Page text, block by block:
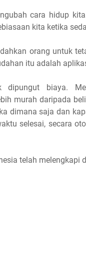
cara hidup
kita ketika
orang untuk
itu adalah
dipungut biaya.
murah daripada
dimana saja dan
selesai, secara
telah melengkapi